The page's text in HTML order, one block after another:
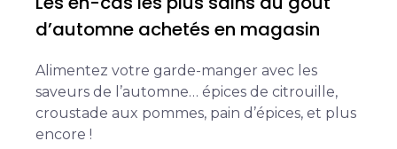
d’automne achetés en magasin
Alimentez votre garde-manger avec les
saveurs de l’automne… épices de citrouille,
croustade aux pommes, pain d’épices, et plus
encore !